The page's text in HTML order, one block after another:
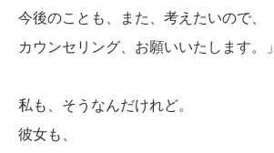
今後のことも、また、考えたいので、
カウンセリング、お願いいたします。」
私も、そうなんだけれど。
彼女も、